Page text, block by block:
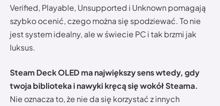
Verified, Playable, Unsupported i Unknown pomagają
szybko ocenić, czego można się spodziewać. To nie
jest system idealny, ale w świecie PC i tak brzmi jak
luksus.
Steam Deck OLED ma największy sens wtedy, gdy
twoja biblioteka i nawyki kręcą się wokół Steama.
Nie oznacza to, że nie da się korzystać z innych